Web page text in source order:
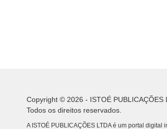
Copyright © 2026 - ISTOÉ PUBLICAÇÕES
Todos os direitos reservados.
A ISTOÉ PUBLICAÇÕES LTDA é um portal